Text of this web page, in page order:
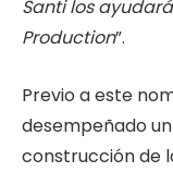
Santi los
Production”.
Previo a este
desempeñado
construcción de